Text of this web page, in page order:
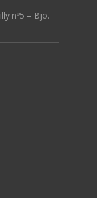
nº5 – Bjo.